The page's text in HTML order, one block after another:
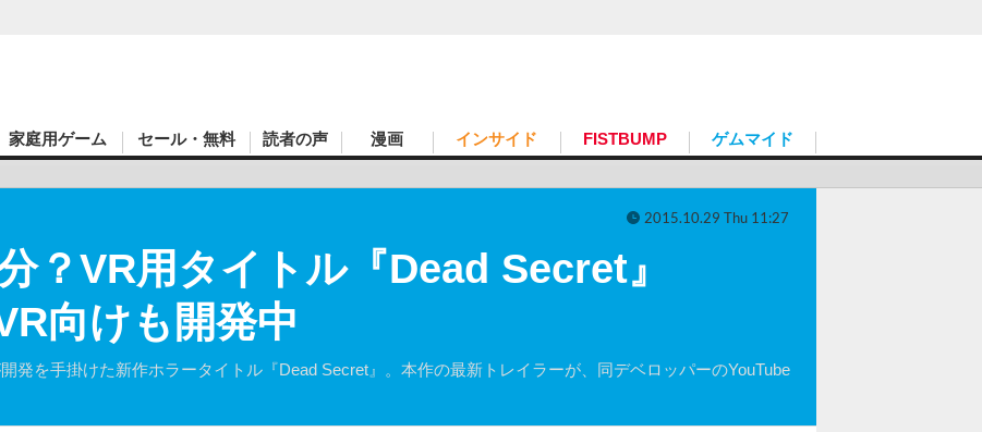
家庭用ゲーム セール・無料 読者の声 漫画 インサイド FISTBUMP ゲムマイド
？VR用タイトル『Dead Secret』
向けも開発中
発を手掛けた新作ホラータイトル『Dead Secret』。本作の最新トレイラーが、同デベロッパーのYouTube
2015.10.29 Thu 11:27